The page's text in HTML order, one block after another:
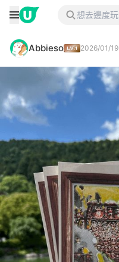
Abbieso 2026/01/19